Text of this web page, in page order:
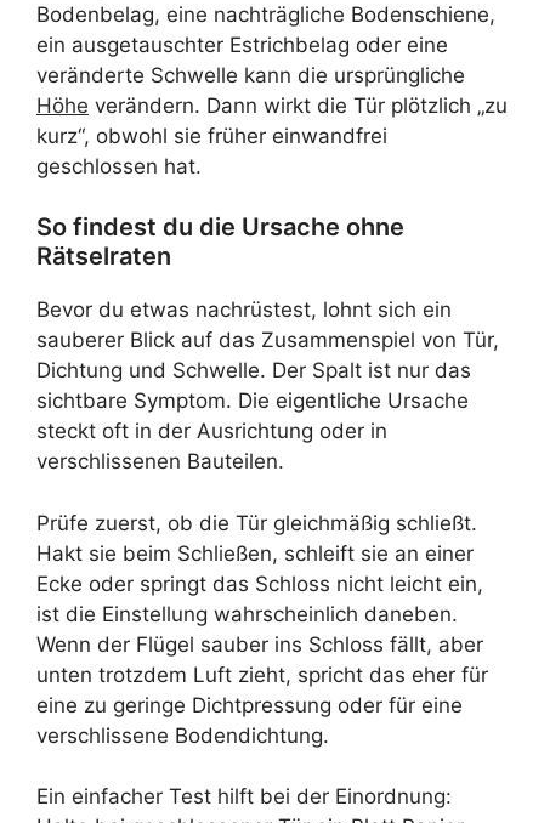
Bodenbelag, eine nachträgliche Bodenschiene,
ein ausgetauschter Estrichbelag oder eine
veränderte Schwelle kann die ursprüngliche
Höhe verändern. Dann wirkt die Tür plötzlich „zu
kurz“, obwohl sie früher einwandfrei
geschlossen hat.
So findest du die Ursache ohne
Rätselraten
Bevor du etwas nachrüstest, lohnt sich ein
sauberer Blick auf das Zusammenspiel von Tür,
Dichtung und Schwelle. Der Spalt ist nur das
sichtbare Symptom. Die eigentliche Ursache
steckt oft in der Ausrichtung oder in
verschlissenen Bauteilen.
Prüfe zuerst, ob die Tür gleichmäßig schließt.
Hakt sie beim Schließen, schleift sie an einer
Ecke oder springt das Schloss nicht leicht ein,
ist die Einstellung wahrscheinlich daneben.
Wenn der Flügel sauber ins Schloss fällt, aber
unten trotzdem Luft zieht, spricht das eher für
eine zu geringe Dichtpressung oder für eine
verschlissene Bodendichtung.
Ein einfacher Test hilft bei der Einordnung: